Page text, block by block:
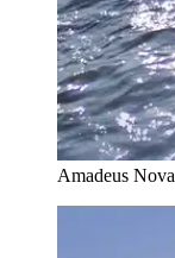
Amadeus Nova